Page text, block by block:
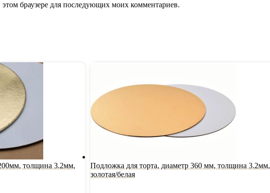
браузере для последующих моих комментариев.
толщина 3.2мм,
Подложка для торта, диаметр 360 мм, толщина 3.2мм,
золотая/белая